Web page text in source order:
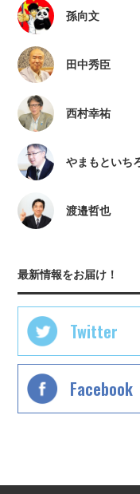
孫向文
田中秀臣
西村幸祐
やまもといち
渡邉哲也
最新情報をお届け！
Twitter
Facebook